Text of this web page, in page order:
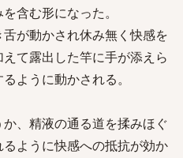
含む形になった。
が動かされ休み無く快感を
て露出した竿に手が添えら
ように動かされる。
、精液の通る道を揉みほぐ
ように快感への抵抗が効か